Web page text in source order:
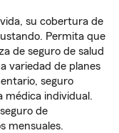
su cobertura de
Permita que
de seguro de salud
variedad de planes
seguro
médica individual.
de
mensuales.